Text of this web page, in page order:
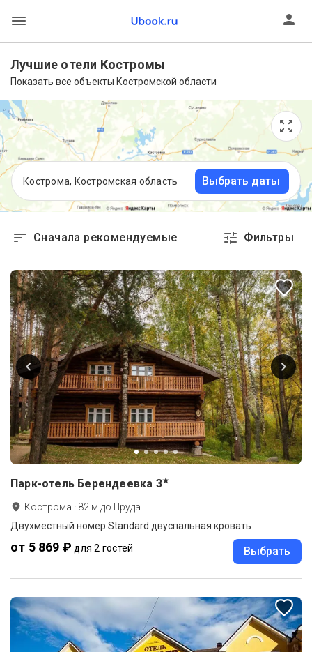
Лучшие отели Костромы
Показать все объекты Костромской области
Кострома, Костромская область Выбрать даты
Сначала рекомендуемые Фильтры
Парк-отель Берендеевка 3★
Кострома · 82 м до Пруда
Двухместный номер Standard двуспальная кровать
от 5 869 ₽ для 2 гостей Выбрать